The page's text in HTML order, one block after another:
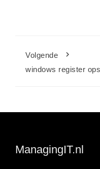
Volgende
windows register
ManagingIT.nl